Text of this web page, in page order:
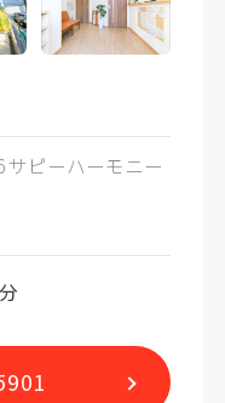
サピーハーモニー